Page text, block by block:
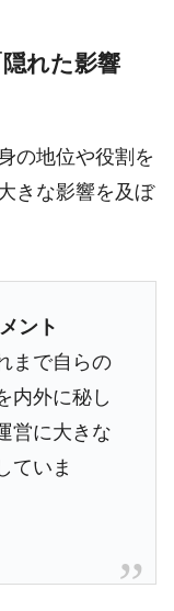
れた影響
の地位や役割を
きな影響を及ぼ
ント
まで自らの
内外に秘し
営に大きな
ていま